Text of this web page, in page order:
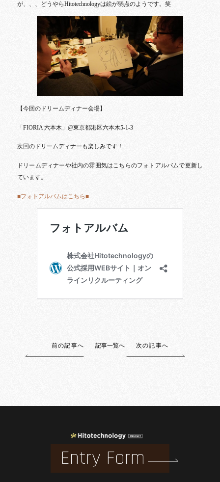
が、、、どうやらHitotechnologyは絵が弱点のようです。笑
【今回のドリームディナー会場】
「FIORIA 六本木」@東京都港区六本木5-1-3
次回のドリームディナーも楽しみです！
ドリームディナーや社内の雰囲気はこちらのフォトアルバムで更新し
ています。
■フォトアルバムはこちら■
前の記事へ 記事一覧へ 次の記事へ
Entry Form